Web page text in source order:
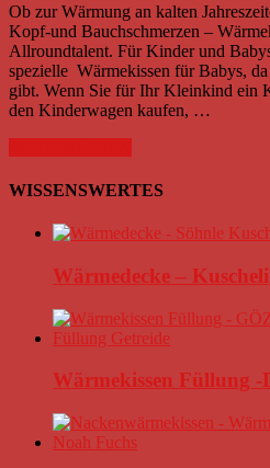
Ob zur Wärmung an kalten
Kopf-und Bauchschmerzen –
Allroundtalent. Für Kinder und
spezielle Wärmekissen für Babys,
gibt. Wenn Sie für Ihr Kleinkind ein
den Kinderwagen kaufen, …
WISSENSWERTES
Wärmedecke –
Wärmekissen Füllung -